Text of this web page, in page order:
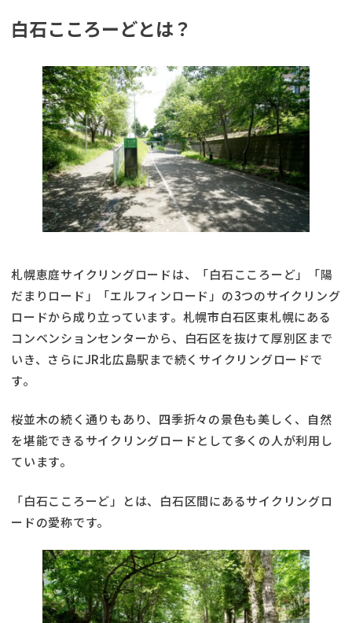
白石こころーどとは？
札幌恵庭サイクリングロードは、「白石こころーど」「陽
だまりロード」「エルフィンロード」の3つのサイクリング
ロードから成り立っています。札幌市白石区東札幌にある
コンベンションセンターから、白石区を抜けて厚別区まで
いき、さらにJR北広島駅まで続くサイクリングロードで
す。
桜並木の続く通りもあり、四季折々の景色も美しく、自然
を堪能できるサイクリングロードとして多くの人が利用し
ています。
「白石こころーど」とは、白石区間にあるサイクリングロ
ードの愛称です。